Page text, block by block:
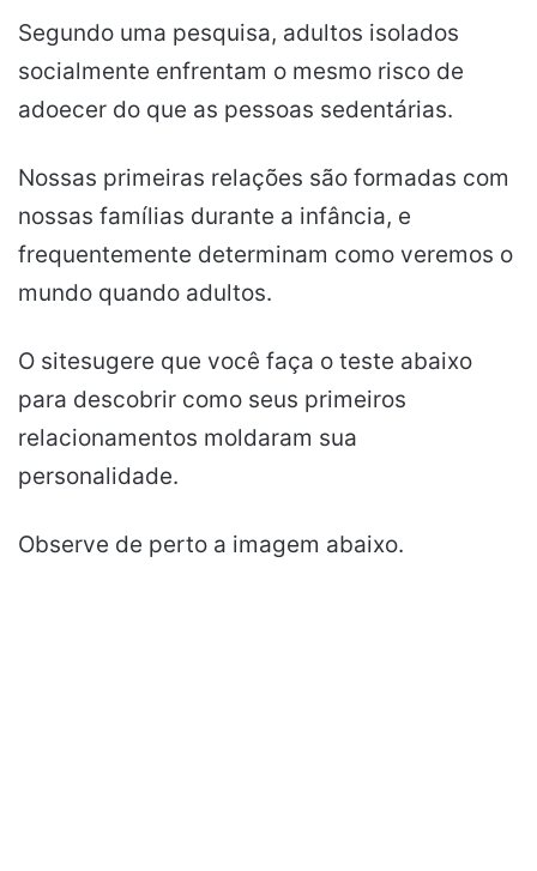
Segundo uma pesquisa, adultos isolados
socialmente enfrentam o mesmo risco de
adoecer do que as pessoas sedentárias.
Nossas primeiras relações são formadas com
nossas famílias durante a infância, e
frequentemente determinam como veremos o
mundo quando adultos.
O sitesugere que você faça o teste abaixo
para descobrir como seus primeiros
relacionamentos moldaram sua
personalidade.
Observe de perto a imagem abaixo.